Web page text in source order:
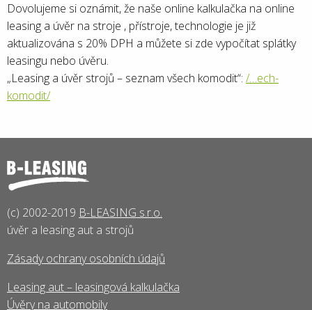
Dovolujeme si oznámit, že naše online kalkulačka na online
leasing a úvěr na stroje , přístroje, technologie je již
aktualizována s 20% DPH a můžete si zde vypočítat splátky
leasingu nebo úvěru.
„Leasing a úvěr strojů – seznam všech komodit“: /…ech-
komodit/
(c) 2002-2019 B-LEASING s.r.o.
úvěr a leasing aut a strojů
Zásady ochrany osobních údajů
Leasing aut – leasingová kalkulačka
Úvěry na automobily